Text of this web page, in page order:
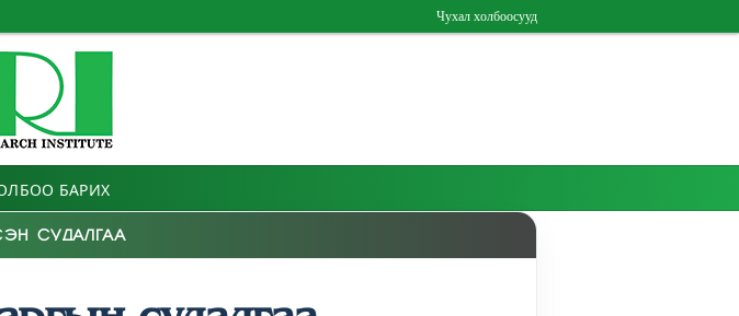
Чухал холбоосууд
БАРИХ
СУДАЛГАА